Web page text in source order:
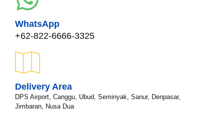
WhatsApp
+62-822-6666-3325
Delivery Area
DPS Airport, Canggu, Ubud, Seminyak, Sanur, Denpasar,
Jimbaran, Nusa Dua